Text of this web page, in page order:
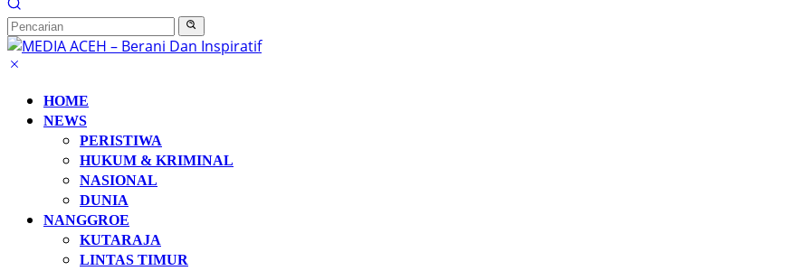
HOME
NEWS
PERISTIWA
HUKUM & KRIMINAL
NASIONAL
DUNIA
NANGGROE
KUTARAJA
LINTAS TIMUR